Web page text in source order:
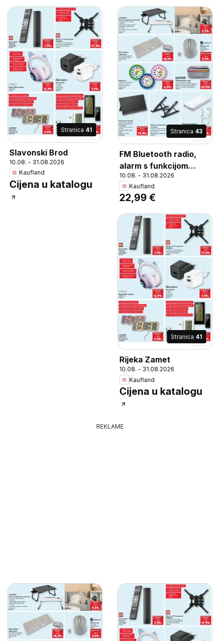
punjenje telefona USB-
A,, USB-C, microSD i
AUX priključci, komad
Stranica 41
Slavonski Brod
10.08. - 31.08.2026
Kaufland
Cijena u katalogu
Stranica 43
FM Bluetooth radio,
alarm s funkcijom
odgode, ugrađena
punjiva baterija
1200mAh, bežično
punjenje telefona USB-
A,, USB-C, microSD i
AUX priključci, komad
10.08. - 31.08.2026
Kaufland
22,99 €
Stranica 41
Rijeka Zamet
10.08. - 31.08.2026
Kaufland
Cijena u katalogu
REKLAME